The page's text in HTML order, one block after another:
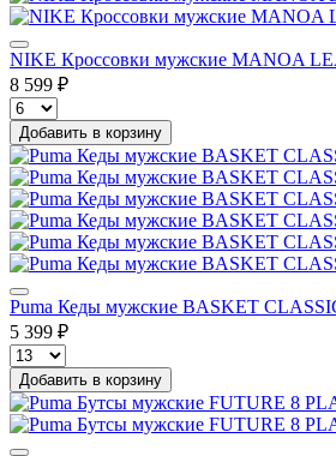
NIKE Кроссовки мужские MANOA
8 599 ₽
Добавить в корзину
Puma Кеды мужские BASKET
5 399 ₽
Добавить в корзину